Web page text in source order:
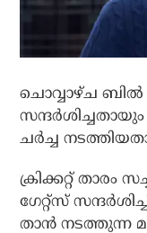
ചൊവ്വാഴ്ച ബില്‍
ചര്‍ച്ച
ക്രിക്കറ്റ് താരം
ഗേറ്റ്‌സ്
താന്‍ നടത്തുന്ന